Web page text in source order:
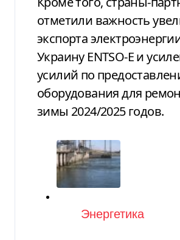
отметили важность
экспорта
Украину ENTSO-E и
усилий по
оборудования для
зимы 2024/2025 годов.
Категория
Энергетика